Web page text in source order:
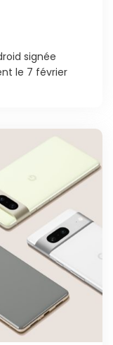
signée
le 7 février